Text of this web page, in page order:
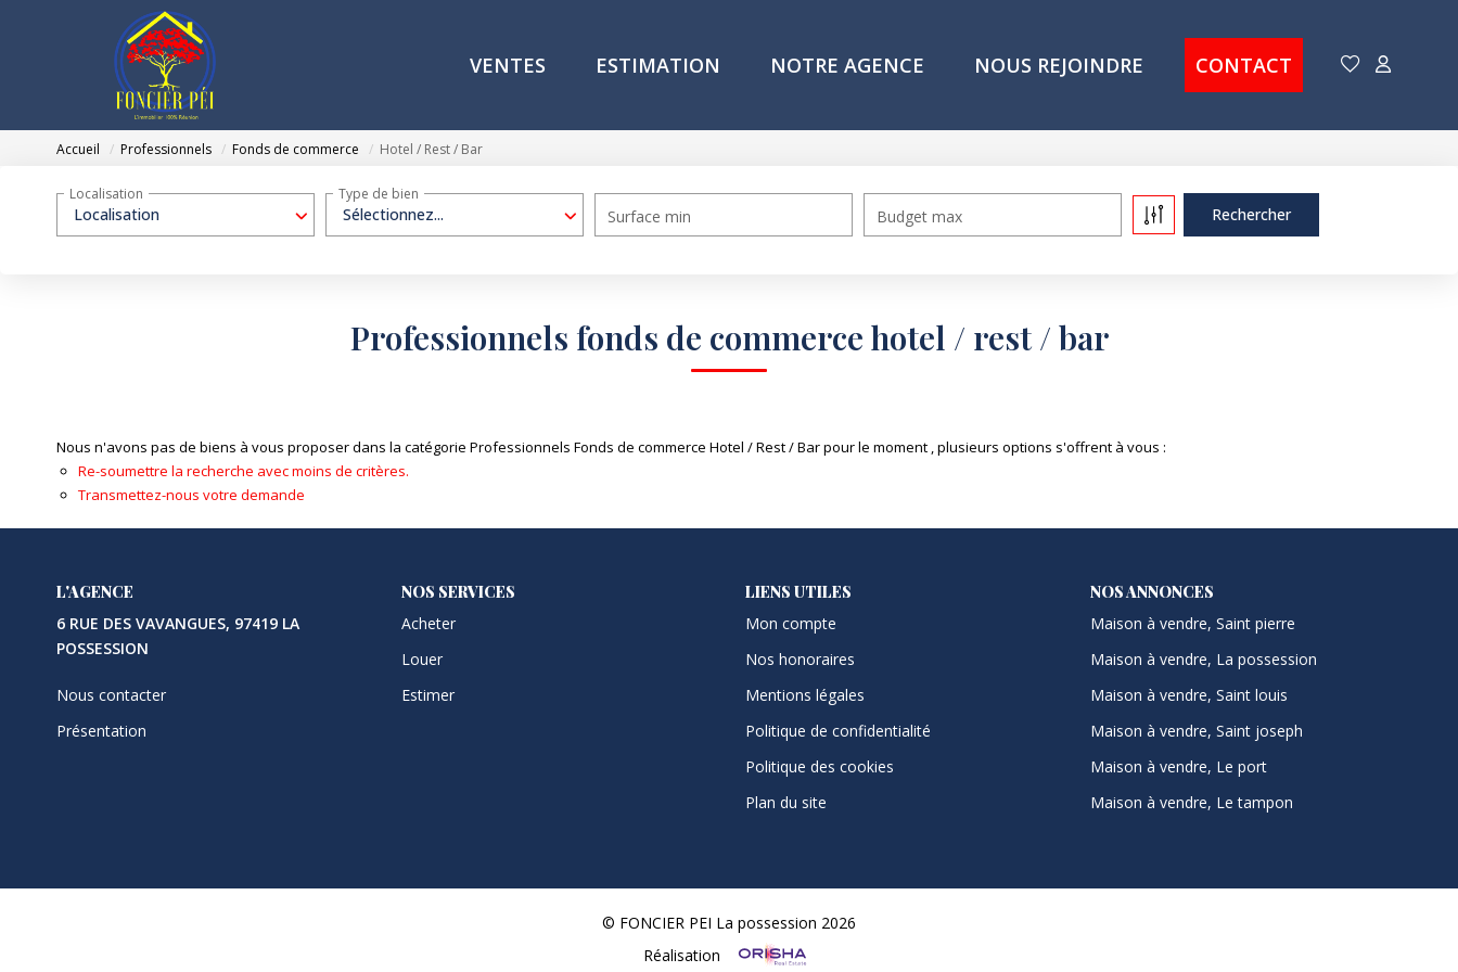
VENTES ESTIMATION NOTRE AGENCE NOUS REJOINDRE CONTACT
Accueil Professionnels Fonds de commerce Hotel / Rest / Bar
Localisation
Localisation
Sélectionnez...
Type de bien
Surface min Budget max
Professionnels fonds de commerce hotel / rest / bar
Nous n'avons pas de biens à vous proposer dans la catégorie Professionnels Fonds de commerce Hotel / Rest / Bar pour le moment , plusieurs options s'offrent à vous :
Re-soumettre la recherche avec moins de critères.
Transmettez-nous votre demande
L'AGENCE
6 RUE DES VAVANGUES, 97419 LA
POSSESSION
Nous contacter
Présentation
NOS SERVICES
Acheter
Louer
Estimer
LIENS UTILES
Mon compte
Nos honoraires
Mentions légales
Politique de confidentialité
Politique des cookies
Plan du site
NOS ANNONCES
Maison à vendre, Saint pierre
Maison à vendre, La possession
Maison à vendre, Saint louis
Maison à vendre, Saint joseph
Maison à vendre, Le port
Maison à vendre, Le tampon
© FONCIER PEI La possession 2026
Réalisation